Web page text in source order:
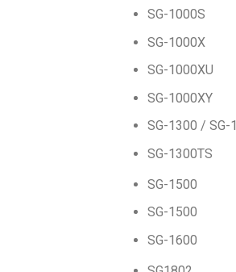
SG-1000S
SG-1000X
SG-1000XU
SG-1000XY
SG-1300 /
SG-1300TS
SG-1500
SG-1500
SG-1600